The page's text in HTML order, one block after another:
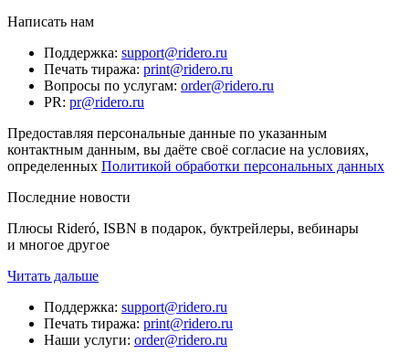
Написать нам
Поддержка: support@ridero.ru
Печать тиража: print@ridero.ru
Вопросы по услугам: order@ridero.ru
PR: pr@ridero.ru
Предоставляя персональные данные по указанным
контактным данным, вы даёте своё согласие на условиях,
определенных Политикой обработки персональных данных
Последние новости
Плюсы Rideró, ISBN в подарок, буктрейлеры, вебинары
и многое другое
Читать дальше
Поддержка: support@ridero.ru
Печать тиража: print@ridero.ru
Наши услуги: order@ridero.ru